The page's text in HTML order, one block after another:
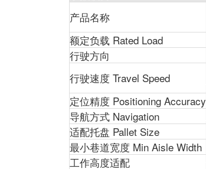
产品名称
额定负载 Rated Load
行驶方向
行驶速度 Travel Speed
定位精度 Positioning Accuracy
导航方式 Navigation
适配托盘 Pallet Size
最小巷道宽度 Min Aisle Width
工作高度适配